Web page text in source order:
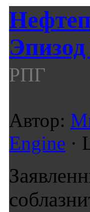
РПГ
Автор:
Engine ·